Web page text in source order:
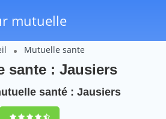
mutuelle
Mutuelle sante
sante : Jausiers
santé : Jausiers